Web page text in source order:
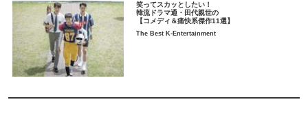
笑ってスカッとしたい！
韓流ドラマ通・田代親世の
【コメディ＆痛快系傑作11選】
The Best K-Entertainment